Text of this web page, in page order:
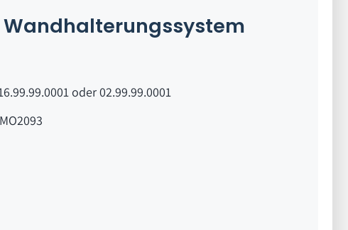
Wandhalterungssystem
oder 02.99.99.0001